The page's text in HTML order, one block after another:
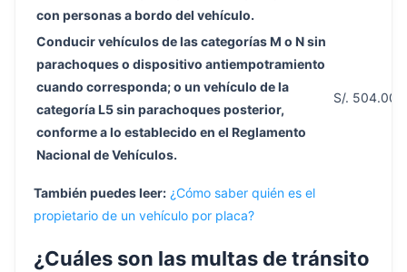
con personas a bordo del vehículo.
Conducir vehículos de las categorías M o N sin
parachoques o dispositivo antiempotramiento
cuando corresponda; o un vehículo de la
categoría L5 sin parachoques posterior,
conforme a lo establecido en el Reglamento
Nacional de Vehículos.
S/. 504.00
También puedes leer: ¿Cómo saber quién es el
propietario de un vehículo por placa?
¿Cuáles son las multas de tránsito